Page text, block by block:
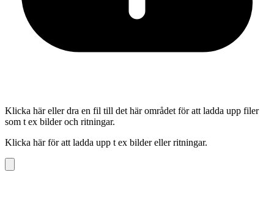
Klicka här eller dra en fil till det här området för att ladda upp filer
som t ex bilder och ritningar.
Klicka här för att ladda upp t ex bilder eller ritningar.